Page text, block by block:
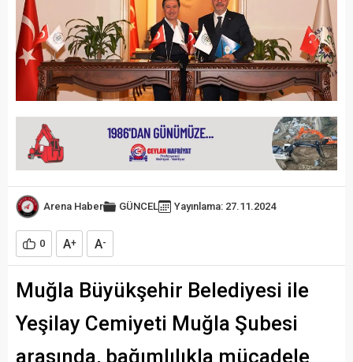
Arena Haber GÜNCEL Yayınlama: 27.11.2024
0 A+ A-
Muğla Büyükşehir Belediyesi ile
Yeşilay Cemiyeti Muğla Şubesi
arasında, bağımlılıkla mücadele